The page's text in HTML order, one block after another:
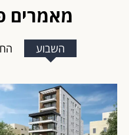
מאמרים
השבוע